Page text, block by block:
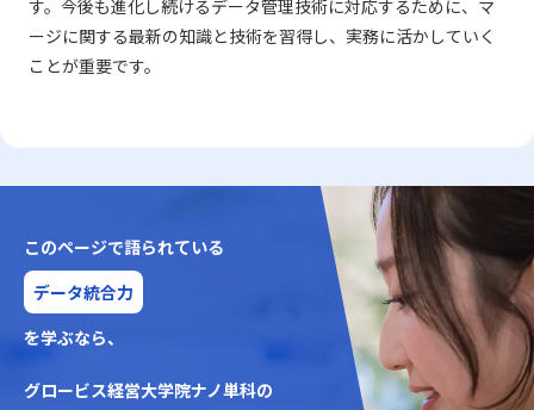
す。今後も進化し続けるデータ管理技術に対応するために、マ
ージに関する最新の知識と技術を習得し、実務に活かしていく
ことが重要です。
このページで語られている
データ統合力
を学ぶなら、
グロービス経営大学院ナノ単科の